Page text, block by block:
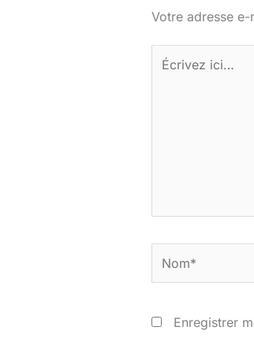
Votre adresse
Écrivez
ici…
Enregistrer